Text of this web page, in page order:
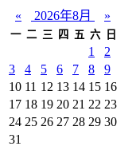
« 2026年8月 »
一 二 三 四 五 六 日
1
2
3
4 5 6 7 8
9
10 11 12 13 14 15 16
17 18 19 20 21 22 23
24 25 26 27 28 29 30
31